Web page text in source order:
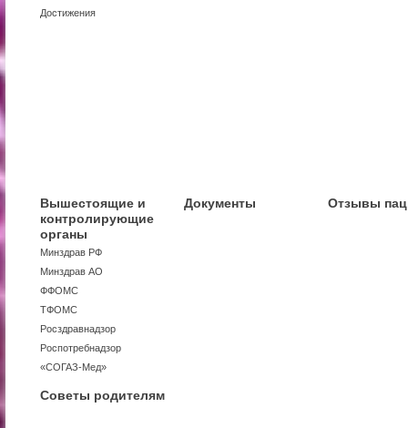
Достижения
Вышестоящие и
контролирующие
органы
Минздрав РФ
Минздрав АО
ФФОМС
ТФОМС
Росздравнадзор
Роспотребнадзор
«СОГАЗ-Мед»
Документы Отзывы
Советы родителям